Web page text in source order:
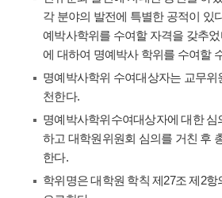
각 분야의 발전에 특별한 공적이 있
예박사학위를 수여할 자격을 갖추
에 대하여 명예박사 학위를 수여할
명예박사학위 수여대상자는 교무
천한다.
명예박사학위수여대상자에 대한
하고 대학원위원회 심의를 거친 후
한다.
학위명은 대학원 학칙 제27조 제2항